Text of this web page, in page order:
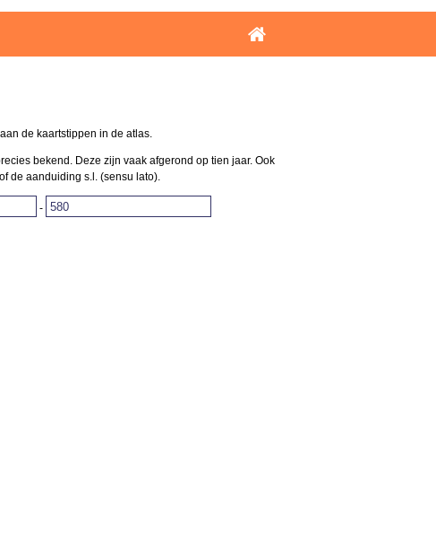
de kaartstippen in de atlas.
bekend. Deze zijn vaak afgerond op tien jaar. Ook
de aanduiding s.l. (sensu lato).
-